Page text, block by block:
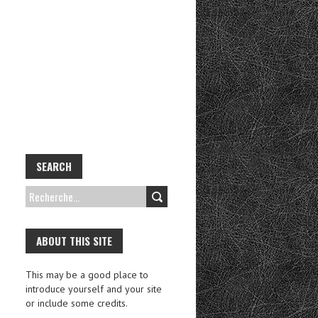
SEARCH
R
E
R
ABOUT THIS SITE
This may be a good place to
introduce yourself and your site
or include some credits.